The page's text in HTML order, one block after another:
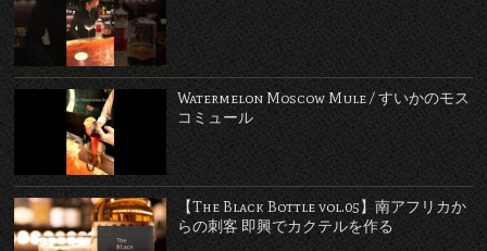
Watermelon Moscow Mule / すいかのモス
コミュール
【The Black Bottle vol.05】南アフリカか
らの刺客 即興でカクテルを作る